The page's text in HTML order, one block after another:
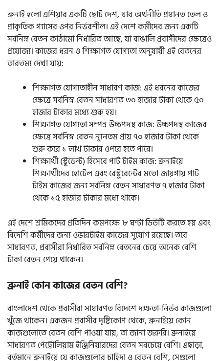
ব্রুনাই হলো এশিয়ার একটি ছোট দেশ, যার অর্থনীতি প্রধানত তেল ও
প্রাকৃতিক গ্যাসের ওপর নির্ভরশীল। এই দেশে কর্মীদের জন্য একটি
সর্বনিম্ন বেতন কাঠামো নির্ধারিত আছে, যা বাঙালি প্রবাসীদের ক্ষেত্রেও
প্রযোজ্য।কাজের ধরন ও শিক্ষাগত যোগ্যতা অনুযায়ী এই বেতনের
তারতম্য দেখা যায়:
শিক্ষাগত যোগ্যতাহীন সাধারণ কাজ: এই ধরনের কাজের
ক্ষেত্রে সর্বনিম্ন বেতন সাধারণত ৩০ হাজার টাকা থেকে ৫০
হাজার টাকার মধ্যে শুরু হয়।
শিক্ষাগত যোগ্যতা সম্পন্ন উচ্চপদস্থ কাজ: উচ্চপদস্থ কাজের
ক্ষেত্রে সর্বনিম্ন বেতন ন্যূনতম প্রায় ৭০ হাজার টাকা থেকে
শুরু করে ১ লাখ টাকার ওপরে হতে পারে।
শিক্ষার্থী (স্টুডেন্ট) হিসেবে পার্ট টাইম কাজ: ব্রুনাইয়ে
শিক্ষার্থীদের হোটেল এবং রেস্টুরেন্টের মতো জায়গায় পার্ট
টাইম কাজের জন্য সর্বনিম্ন বেতন সাধারণত ৭ হাজার টাকা
থেকে ১৫ হাজার টাকার মধ্যে থাকে।
এই দেশে শ্রমিকদের প্রতিদিন কমপক্ষে ৮ ঘণ্টা ডিউটি করতে হয় এবং
বিদেশি কর্মীদের জন্য ওভারটাইম কাজের সুযোগ রয়েছে। তবে
সাধারণত, প্রবাসীরা নির্ধারিত সর্বনিম্ন বেতনের চেয়ে অনেক বেশি
টাকা বেতন পেয়ে থাকেন।
ব্রুনাই কোন কাজের বেতন বেশি?
বাংলাদেশ থেকে প্রবাসীরা সাধারণত বিদেশে দক্ষতা-নির্ভর কাজগুলো
খুঁজে থাকেন। একজন প্রবাসীর দৃষ্টিকোণ থেকে, ব্রুনাইয়ে কোন
কাজগুলোতে বেতন বেশি পাওয়া যায়, তা জানা জরুরি। ব্রুনাইয়ে
সাধারণত পেট্রোলিয়াম ইঞ্জিনিয়ারদের বেতন সবচেয়ে বেশি।এছাড়া,
বর্তমানে ব্রুনাইয়ে যে কাজগুলোর চাহিদা ও বেতন বেশি, সেগুলো